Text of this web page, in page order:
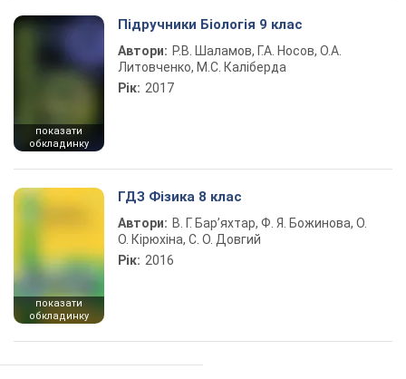
показати
обкладинку
Підручники Біологія 9 клас
Автори: Р.В. Шаламов, Г.А. Носов, О.А.
Литовченко, М.С. Каліберда
Рік: 2017
показати
обкладинку
ГДЗ Фізика 8 клас
Автори: В. Г. Бар’яхтар, Ф. Я. Божинова, О.
О. Кірюхіна, С. О. Довгий
Рік: 2016